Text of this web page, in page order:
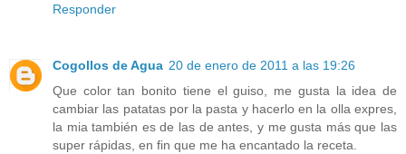
Responder
Cogollos de Agua 20 de enero de 2011 a las 19:26
Que color tan bonito tiene el guiso, me gusta la idea de
cambiar las patatas por la pasta y hacerlo en la olla expres,
la mia también es de las de antes, y me gusta más que las
super rápidas, en fin que me ha encantado la receta.